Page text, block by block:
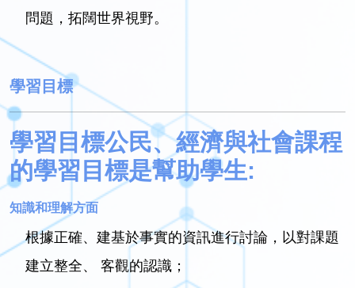
問題，拓闊世界視野。
學習目標
學習目標公民、經濟與社會課程
的學習目標是幫助學生:
知識和理解方面
根據正確、建基於事實的資訊進行討論，以對課題
建立整全、 客觀的認識；